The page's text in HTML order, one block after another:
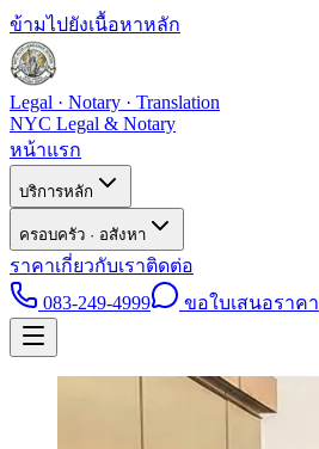
ข้ามไปยังเนื้อหาหลัก
Legal · Notary · Translation
NYC Legal & Notary
หน้าแรก
บริการหลัก
ครอบครัว · อสังหา
ราคาเกี่ยวกับเราติดต่อ
083-249-4999
ขอใบเสนอราคา